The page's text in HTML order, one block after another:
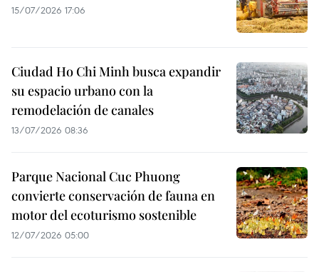
15/07/2026 17:06
Ciudad Ho Chi Minh busca expandir
su espacio urbano con la
remodelación de canales
13/07/2026 08:36
Parque Nacional Cuc Phuong
convierte conservación de fauna en
motor del ecoturismo sostenible
12/07/2026 05:00